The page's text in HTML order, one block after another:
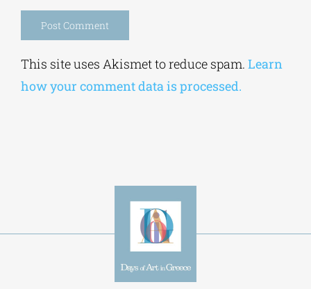
This site uses Akismet to reduce spam. Learn
how your comment data is processed.